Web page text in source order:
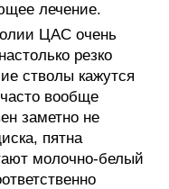
лечение.
ЦАС очень
резко
стволы кажутся
вообще
заметно не
пятна
молочно-белый